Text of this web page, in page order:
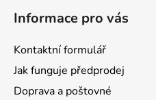
Informace pro vás
Kontaktní formulář
Jak funguje předprodej
Doprava a poštovné